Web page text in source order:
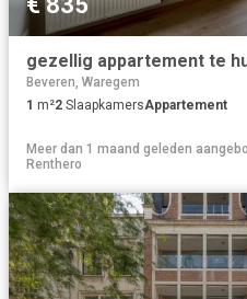
gezellig appartement te
Beveren, Waregem
1 m²2 SlaapkamersAppartement
Meer dan 1 maand geleden
Renthero